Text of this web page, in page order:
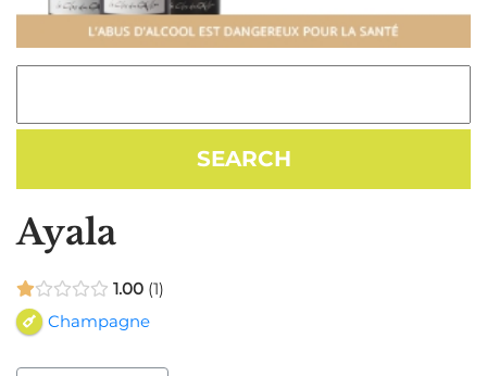
Ayala
1.00 1
Champagne